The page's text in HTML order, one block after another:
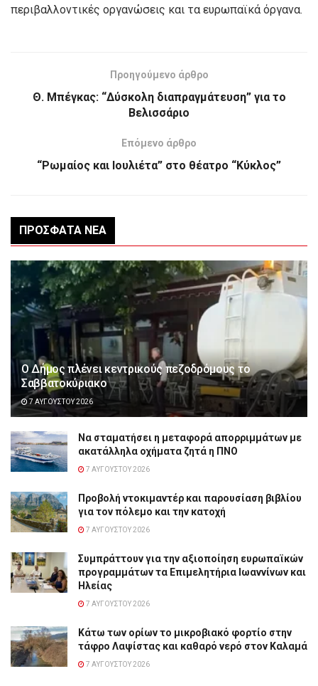
περιβαλλοντικές οργανώσεις και τα ευρωπαϊκά όργανα.
Προηγούμενο άρθρο
Θ. Μπέγκας: “Δύσκολη διαπραγμάτευση” για το
Βελισσάριο
Επόμενο άρθρο
“Ρωμαίος και Ιουλιέτα” στο θέατρο “Κύκλος”
ΠΡΌΣΦΑΤΑ ΝΈΑ
Ο Δήμος πλένει κεντρικούς πεζοδρόμους το
Σαββατοκύριακο
7 ΑΥΓΟΎΣΤΟΥ 2026
Να σταματήσει η μεταφορά απορριμμάτων με
ακατάλληλα οχήματα ζητά η ΠΝΟ
7 ΑΥΓΟΎΣΤΟΥ 2026
Προβολή ντοκιμαντέρ και παρουσίαση βιβλίου
για τον πόλεμο και την κατοχή
7 ΑΥΓΟΎΣΤΟΥ 2026
Συμπράττουν για την αξιοποίηση ευρωπαϊκών
προγραμμάτων τα Επιμελητήρια Ιωαννίνων και
Ηλείας
7 ΑΥΓΟΎΣΤΟΥ 2026
Κάτω των ορίων το μικροβιακό φορτίο στην
τάφρο Λαψίστας και καθαρό νερό στον Καλαμά
7 ΑΥΓΟΎΣΤΟΥ 2026